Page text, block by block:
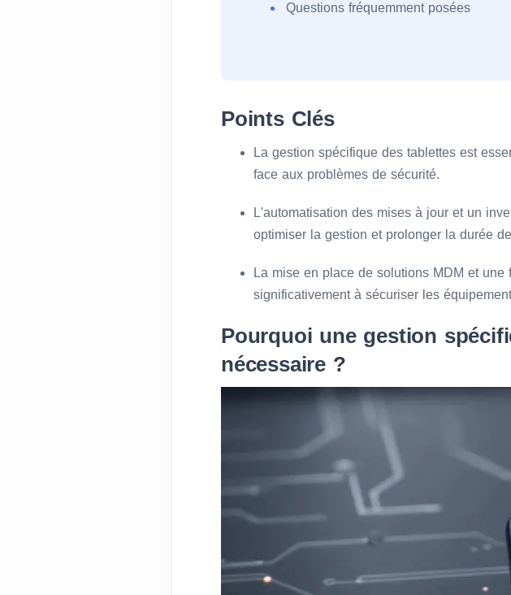
Questions fréquemment posées
Points Clés
La gestion spécifique des tablettes est
face aux problèmes de sécurité.
L'automatisation des mises à jour et un
optimiser la gestion et prolonger la durée
La mise en place de solutions MDM et
significativement à sécuriser les
Pourquoi une gestion
nécessaire ?